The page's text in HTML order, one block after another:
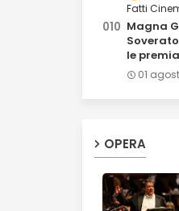
Fatti
Magna
le
01
OPERA